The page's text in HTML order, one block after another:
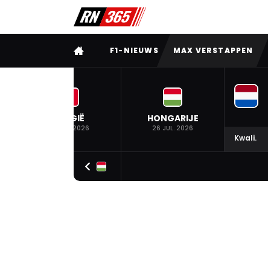
VOLLEDIG MENU
F1-NIEUWS MAX VERSTAPPEN
BELGIË
19 JUL. 2026
HONGARIJE
26 JUL. 2026
Kwali.